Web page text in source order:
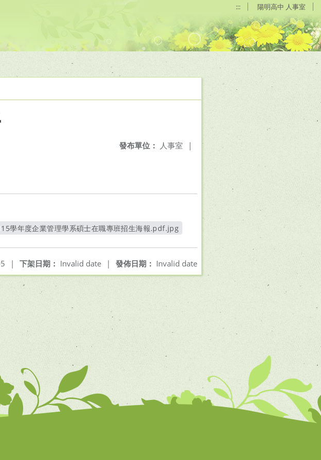
::: 陽明高中 人事室
發布單位： 人事室 |
學年度企業管理學系碩士在職專班招生海報.pdf.jpg
發佈日期： Invalid date
下架日期： Invalid date |
|